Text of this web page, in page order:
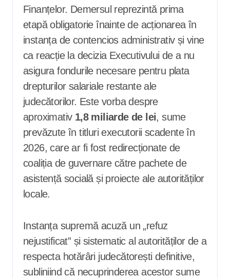
Finanțelor. Demersul reprezintă prima
etapă obligatorie înainte de acționarea în
instanța de contencios administrativ și vine
ca reacție la decizia Executivului de a nu
asigura fondurile necesare pentru plata
drepturilor salariale restante ale
judecătorilor. Este vorba despre
aproximativ 1,8 miliarde de lei, sume
prevăzute în titluri executorii scadente în
2026, care ar fi fost redirecționate de
coaliția de guvernare către pachete de
asistență socială și proiecte ale autorităților
locale.
Instanța supremă acuză un „refuz
nejustificat” și sistematic al autorităților de a
respecta hotărâri judecătorești definitive,
subliniind că necuprinderea acestor sume